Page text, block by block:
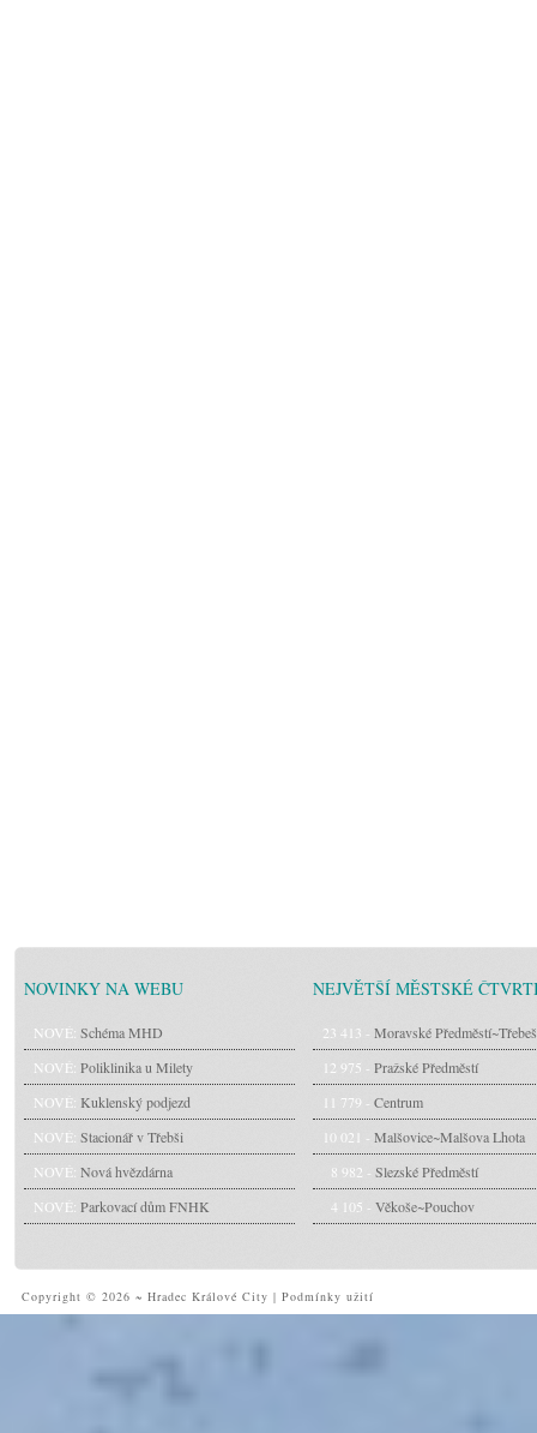
NOVINKY NA WEBU
NOVÉ: Schéma MHD
NOVÉ: Poliklinika u Milety
NOVÉ: Kuklenský podjezd
NOVÉ: Stacionář v Třebši
NOVÉ: Nová hvězdárna
NOVÉ: Parkovací dům FNHK
NEJVĚTŠÍ MĚSTSKÉ
23 413 - Moravské Předměstí~Třebeš
12 975 - Pražské Předměstí
11 779 - Centrum
10 021 - Malšovice~Malšova Lhota
8 982 - Slezské Předměstí
4 105 - Věkoše~Pouchov
Copyright © 2026 ~ Hradec Králové City | Podmínky užití